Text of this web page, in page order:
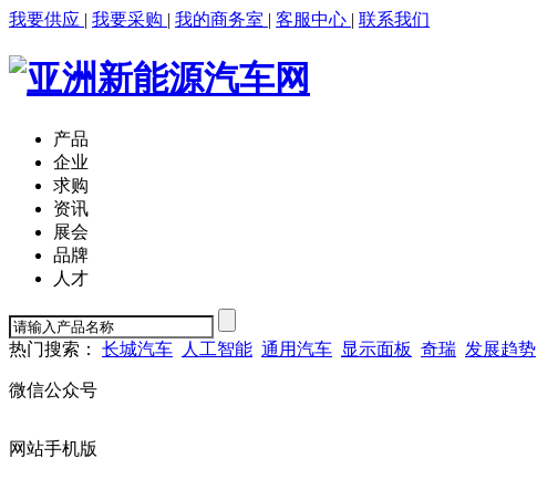
我要供应 | 我要采购 | 我的商务室 | 客服中心 | 联系我们
产品
企业
求购
资讯
展会
品牌
人才
热门搜索： 长城汽车 人工智能 通用汽车 显示面板 奇瑞 发展趋势
微信公众号
网站手机版